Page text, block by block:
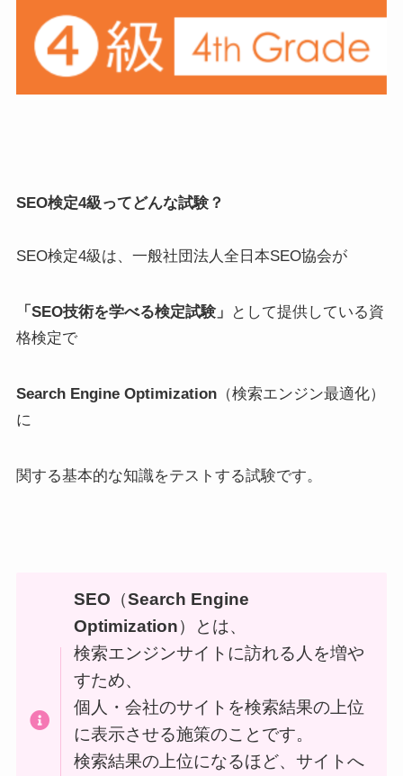
SEO検定4級ってどんな試験？
SEO検定4級は、一般社団法人全日本SEO協会が
「SEO技術を学べる検定試験」
として提供している資
格検定で
Search Engine Optimization（検索エンジン最適化）
に
関する基本的な知識をテストする試験です。
SEO （Search Engine
Optimization）とは、
検索エンジンサイトに訪れる人を増や
すため、
個人・会社のサイトを検索結果の上位
に表示させる施策のことです。
検索結果の上位になるほど、サイトへ